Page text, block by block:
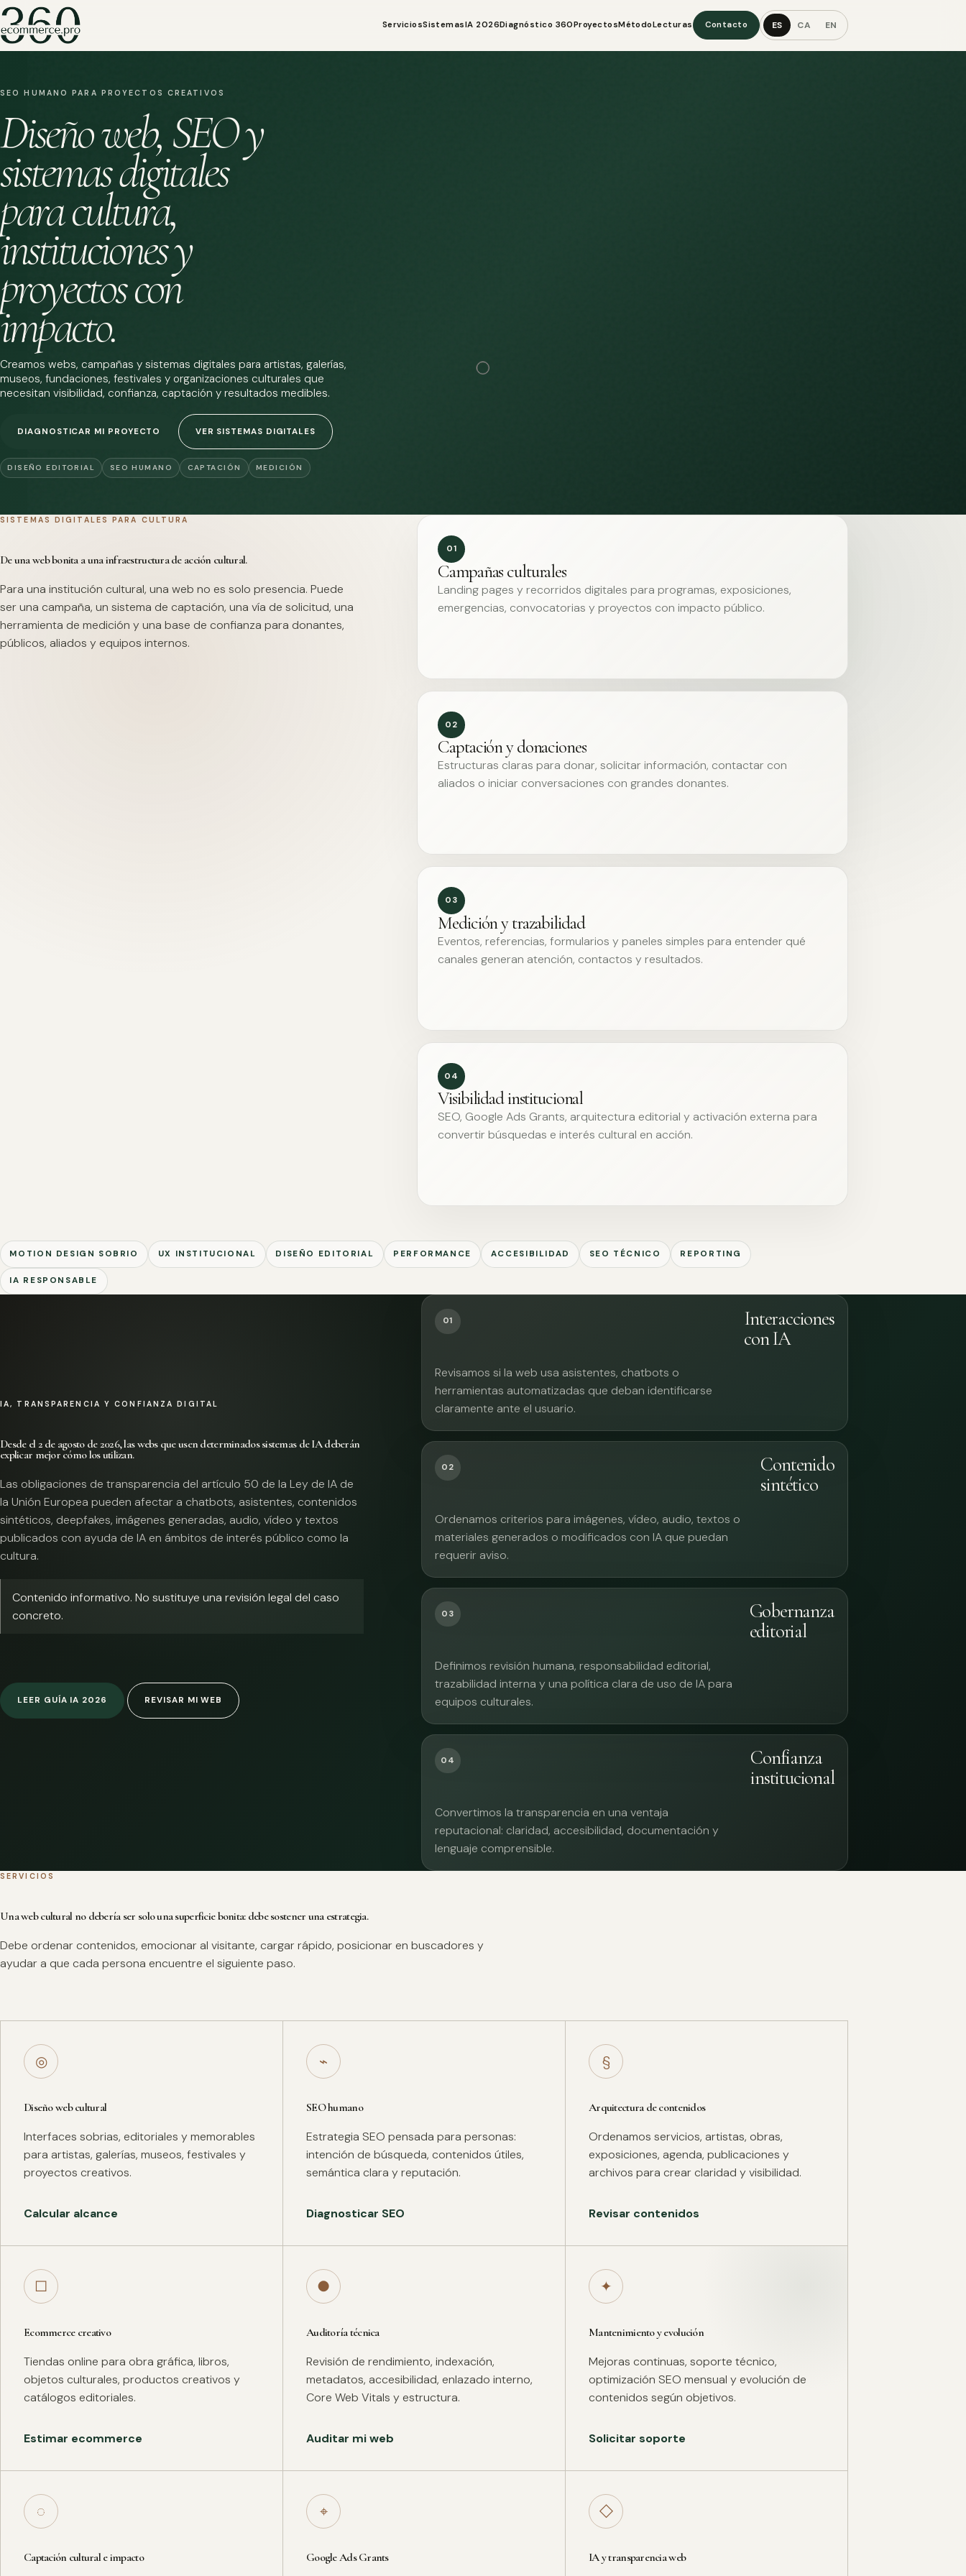
ServiciosSistemasIA 2026Diagnóstico 360ProyectosMétodoLecturas Contacto ES CA EN
SEO HUMANO PARA PROYECTOS CREATIVOS
Diseño web, SEO y
sistemas digitales
para cultura,
instituciones y
proyectos con
impacto.
Creamos webs, campañas y sistemas digitales para artistas, galerías,
museos, fundaciones, festivales y organizaciones culturales que
necesitan visibilidad, confianza, captación y resultados medibles.
DIAGNOSTICAR MI PROYECTO VER SISTEMAS DIGITALES
DISEÑO EDITORIAL SEO HUMANO CAPTACIÓN MEDICIÓN
SISTEMAS DIGITALES PARA CULTURA
De una web bonita a una infraestructura de acción cultural.
Para una institución cultural, una web no es solo presencia. Puede
ser una campaña, un sistema de captación, una vía de solicitud, una
herramienta de medición y una base de confianza para donantes,
públicos, aliados y equipos internos.
01
Campañas culturales
Landing pages y recorridos digitales para programas, exposiciones,
emergencias, convocatorias y proyectos con impacto público.
02
Captación y donaciones
Estructuras claras para donar, solicitar información, contactar con
aliados o iniciar conversaciones con grandes donantes.
03
Medición y trazabilidad
Eventos, referencias, formularios y paneles simples para entender qué
canales generan atención, contactos y resultados.
04
Visibilidad institucional
SEO, Google Ads Grants, arquitectura editorial y activación externa para
convertir búsquedas e interés cultural en acción.
MOTION DESIGN SOBRIO UX INSTITUCIONAL DISEÑO EDITORIAL PERFORMANCE ACCESIBILIDAD SEO TÉCNICO REPORTING
IA RESPONSABLE
IA, TRANSPARENCIA Y CONFIANZA DIGITAL
Desde el 2 de agosto de 2026, las webs que usen determinados sistemas de IA deberán
explicar mejor cómo los utilizan.
Las obligaciones de transparencia del artículo 50 de la Ley de IA de
la Unión Europea pueden afectar a chatbots, asistentes, contenidos
sintéticos, deepfakes, imágenes generadas, audio, vídeo y textos
publicados con ayuda de IA en ámbitos de interés público como la
cultura.
Contenido informativo. No sustituye una revisión legal del caso
concreto.
LEER GUÍA IA 2026 REVISAR MI WEB
01
Interacciones
con IA
Revisamos si la web usa asistentes, chatbots o
herramientas automatizadas que deban identificarse
claramente ante el usuario.
02
Contenido
sintético
Ordenamos criterios para imágenes, vídeo, audio, textos o
materiales generados o modificados con IA que puedan
requerir aviso.
03
Gobernanza
editorial
Definimos revisión humana, responsabilidad editorial,
trazabilidad interna y una política clara de uso de IA para
equipos culturales.
04
Confianza
institucional
Convertimos la transparencia en una ventaja
reputacional: claridad, accesibilidad, documentación y
lenguaje comprensible.
SERVICIOS
Una web cultural no debería ser solo una superficie bonita: debe sostener una estrategia.
Debe ordenar contenidos, emocionar al visitante, cargar rápido, posicionar en buscadores y
ayudar a que cada persona encuentre el siguiente paso.
◎
Diseño web cultural
Interfaces sobrias, editoriales y memorables
para artistas, galerías, museos, festivales y
proyectos creativos.
Calcular alcance
⌁
SEO humano
Estrategia SEO pensada para personas:
intención de búsqueda, contenidos útiles,
semántica clara y reputación.
Diagnosticar SEO
§
Arquitectura de contenidos
Ordenamos servicios, artistas, obras,
exposiciones, agenda, publicaciones y
archivos para crear claridad y visibilidad.
Revisar contenidos
□
Ecommerce creativo
Tiendas online para obra gráfica, libros,
objetos culturales, productos creativos y
catálogos editoriales.
Estimar ecommerce
●
Auditoría técnica
Revisión de rendimiento, indexación,
metadatos, accesibilidad, enlazado interno,
Core Web Vitals y estructura.
Auditar mi web
✦
Mantenimiento y evolución
Mejoras continuas, soporte técnico,
optimización SEO mensual y evolución de
contenidos según objetivos.
Solicitar soporte
◌
Captación cultural e impacto
⌖
Google Ads Grants
◇
IA y transparencia web